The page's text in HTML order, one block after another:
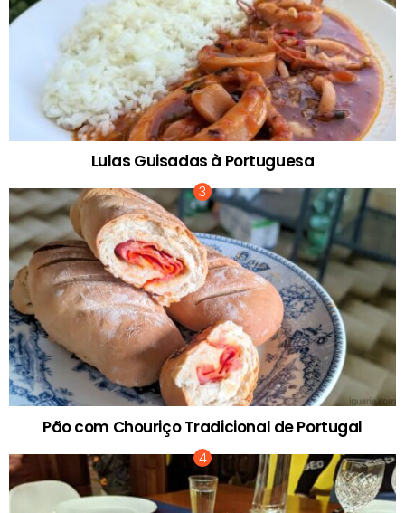
Lulas Guisadas à Portuguesa
Pão com Chouriço Tradicional de Portugal